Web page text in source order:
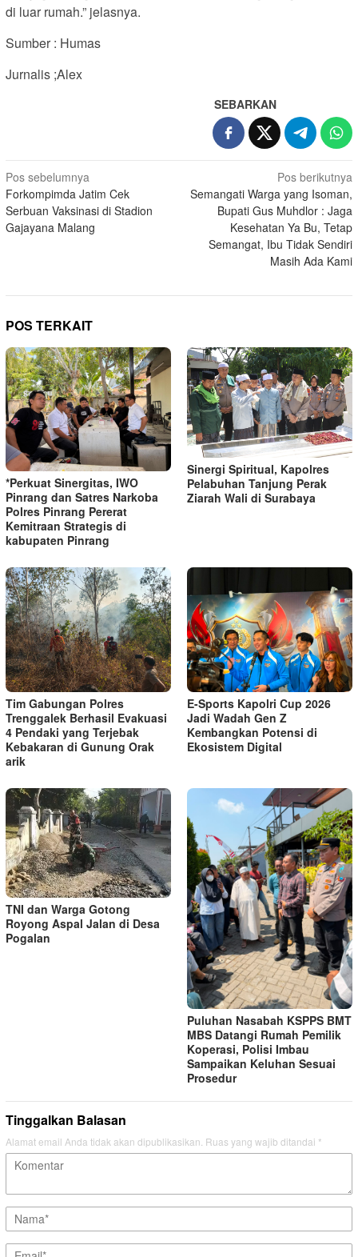
di luar rumah.” jelasnya.
Sumber : Humas
Jurnalis ;Alex
SEBARKAN
Navigasi
pos
Pos sebelumnya
Forkompimda Jatim Cek
Serbuan Vaksinasi di Stadion
Gajayana Malang
Pos berikutnya
Semangati Warga yang Isoman,
Bupati Gus Muhdlor : Jaga
Kesehatan Ya Bu, Tetap
Semangat, Ibu Tidak Sendiri
Masih Ada Kami
POS TERKAIT
*Perkuat Sinergitas, IWO
Pinrang dan Satres Narkoba
Polres Pinrang Pererat
Kemitraan Strategis di
kabupaten Pinrang
Sinergi Spiritual, Kapolres
Pelabuhan Tanjung Perak
Ziarah Wali di Surabaya
Tim Gabungan Polres
Trenggalek Berhasil Evakuasi
4 Pendaki yang Terjebak
Kebakaran di Gunung Orak
arik
E-Sports Kapolri Cup 2026
Jadi Wadah Gen Z
Kembangkan Potensi di
Ekosistem Digital
TNI dan Warga Gotong
Royong Aspal Jalan di Desa
Pogalan
Puluhan Nasabah KSPPS BMT
MBS Datangi Rumah Pemilik
Koperasi, Polisi Imbau
Sampaikan Keluhan Sesuai
Prosedur
Tinggalkan Balasan
Alamat email Anda tidak akan dipublikasikan. Ruas yang wajib ditandai *